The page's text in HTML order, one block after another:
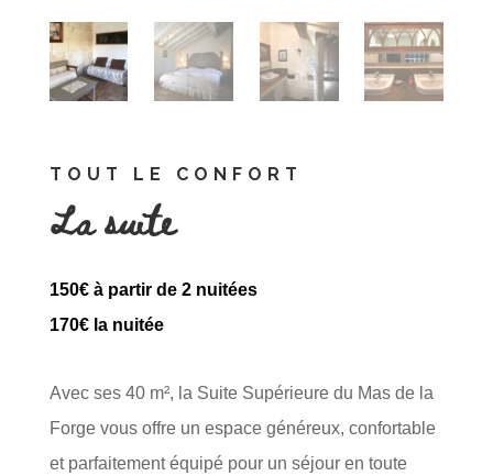
TOUT LE CONFORT
La suite
150€ à partir de 2 nuitées
170€ la nuitée
Avec ses 40 m², la Suite Supérieure du Mas de la
Forge vous offre un espace généreux, confortable
et parfaitement équipé pour un séjour en toute